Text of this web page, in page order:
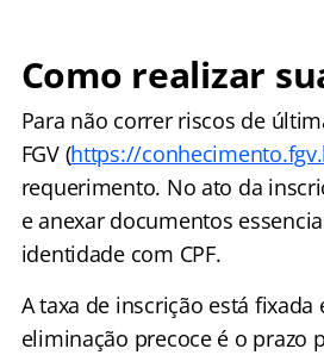
Como realizar
Para não correr riscos de
FGV (https://
requerimento. No ato da
e anexar documentos
identidade com CPF.
A taxa de inscrição está fixada
eliminação precoce é o prazo